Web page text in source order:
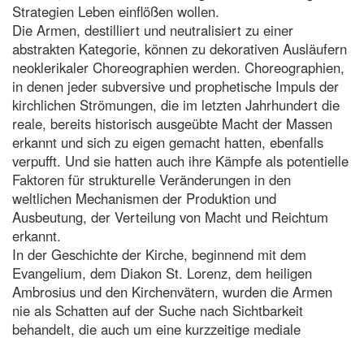
Strategien Leben einflößen wollen.
Die Armen, destilliert und neutralisiert zu einer
abstrakten Kategorie, können zu dekorativen Ausläufern
neoklerikaler Choreographien werden. Choreographien,
in denen jeder subversive und prophetische Impuls der
kirchlichen Strömungen, die im letzten Jahrhundert die
reale, bereits historisch ausgeübte Macht der Massen
erkannt und sich zu eigen gemacht hatten, ebenfalls
verpufft. Und sie hatten auch ihre Kämpfe als potentielle
Faktoren für strukturelle Veränderungen in den
weltlichen Mechanismen der Produktion und
Ausbeutung, der Verteilung von Macht und Reichtum
erkannt.
In der Geschichte der Kirche, beginnend mit dem
Evangelium, dem Diakon St. Lorenz, dem heiligen
Ambrosius und den Kirchenvätern, wurden die Armen
nie als Schatten auf der Suche nach Sichtbarkeit
behandelt, die auch um eine kurzzeitige mediale